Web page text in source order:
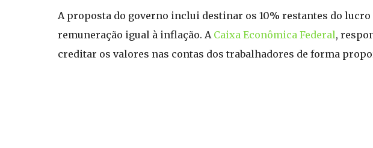
A proposta do governo inclui destinar os 10% restantes do
remuneração igual à inflação. A Caixa Econômica Federal,
creditar os valores nas contas dos trabalhadores de forma